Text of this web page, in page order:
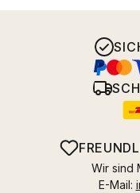
Wir sind
E-Mail: